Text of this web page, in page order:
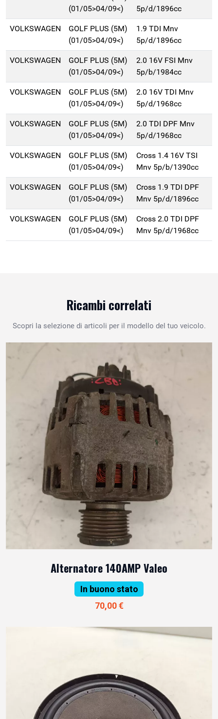
(01/05>04/09<)
5p/d/1896cc
VOLKSWAGEN
GOLF PLUS (5M)
(01/05>04/09<)
1.9 TDI Mnv
5p/d/1896cc
VOLKSWAGEN
GOLF PLUS (5M)
(01/05>04/09<)
2.0 16V FSI Mnv
5p/b/1984cc
VOLKSWAGEN
GOLF PLUS (5M)
(01/05>04/09<)
2.0 16V TDI Mnv
5p/d/1968cc
VOLKSWAGEN
GOLF PLUS (5M)
(01/05>04/09<)
2.0 TDI DPF Mnv
5p/d/1968cc
VOLKSWAGEN
GOLF PLUS (5M)
(01/05>04/09<)
Cross 1.4 16V TSI
Mnv 5p/b/1390cc
VOLKSWAGEN
GOLF PLUS (5M)
(01/05>04/09<)
Cross 1.9 TDI DPF
Mnv 5p/d/1896cc
VOLKSWAGEN
GOLF PLUS (5M)
(01/05>04/09<)
Cross 2.0 TDI DPF
Mnv 5p/d/1968cc
Ricambi correlati
Scopri la selezione di articoli per il modello del tuo veicolo.
Alternatore 140AMP Valeo
In buono stato
70,00 €